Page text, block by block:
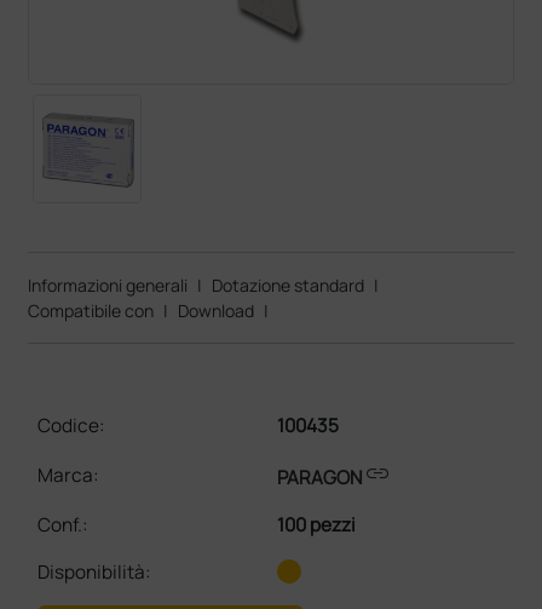
Informazioni generali | Dotazione standard |
Compatibile con | Download |
Codice:
100435
Marca:
PARAGONlink
Conf.:
100 pezzi
Disponibilità: